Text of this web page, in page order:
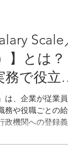
Scale
とは？
で役立
は、企業が従業
務や役職ごとの
政機関への登録
保管義務は依然